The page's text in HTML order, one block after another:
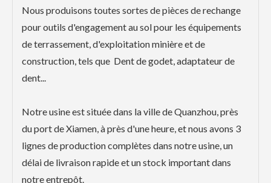
Nous produisons toutes sortes de pièces de rechange
pour outils d'engagement au sol pour les équipements
de terrassement, d'exploitation minière et de
construction, tels que Dent de godet, adaptateur de
dent...
Notre usine est située dans la ville de Quanzhou, près
du port de Xiamen, à près d'une heure, et nous avons 3
lignes de production complètes dans notre usine, un
délai de livraison rapide et un stock important dans
notre entrepôt.